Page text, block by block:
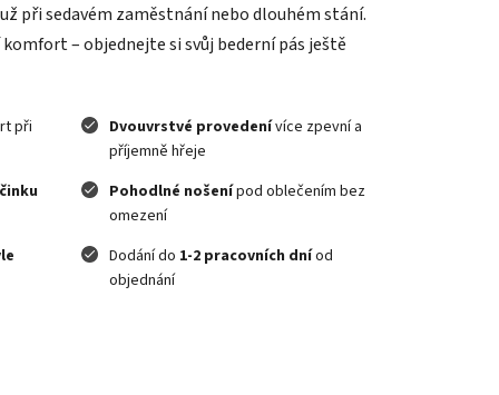
při sedavém zaměstnání nebo dlouhém stání.
– objednejte si svůj bederní pás ještě
při Dvouvrstvé provedenívíce zpevní a
příjemně hřeje
Pohodlné nošenípod oblečením bez
omezení
Dodání do 1-2 pracovních dníod
objednání